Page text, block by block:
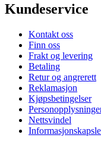
Kundeservice
Kontakt oss
Finn oss
Frakt og levering
Betaling
Retur og angrerett
Reklamasjon
Kjøpsbetingelser
Nettsvindel